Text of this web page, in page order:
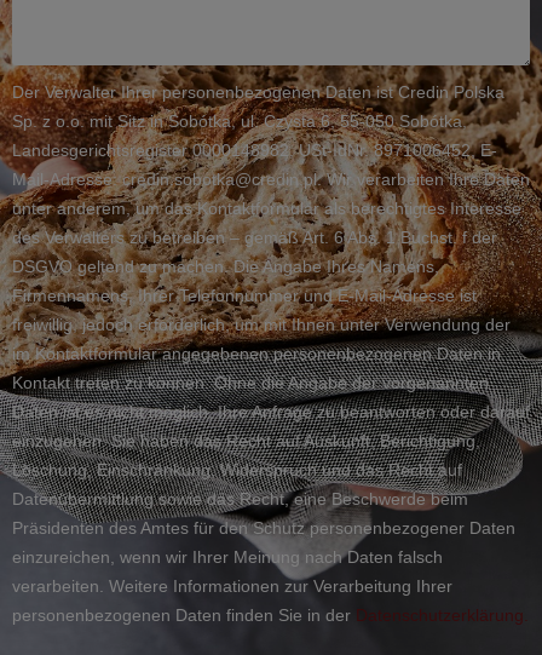
Der Verwalter Ihrer personenbezogenen Daten ist Credin Polska
Sp. z o.o. mit Sitz in Sobótka, ul. Czysta 6, 55-050 Sobótka,
Landesgerichtsregister 0000148982, USt-IdNr. 8971006452, E-
Mail-Adresse: credin.sobotka@credin.pl. Wir verarbeiten Ihre Daten
unter anderem, um das Kontaktformular als berechtigtes Interesse
des Verwalters zu betreiben – gemäß Art. 6 Abs. 1 Buchst. f der
DSGVO geltend zu machen. Die Angabe Ihres Namens,
Firmennamens, Ihrer Telefonnummer und E-Mail-Adresse ist
freiwillig, jedoch erforderlich, um mit Ihnen unter Verwendung der
im Kontaktformular angegebenen personenbezogenen Daten in
Kontakt treten zu können. Ohne die Angabe der vorgenannten
Daten ist es nicht möglich, Ihre Anfrage zu beantworten oder darauf
einzugehen. Sie haben das Recht auf Auskunft, Berichtigung,
Löschung, Einschränkung, Widerspruch und das Recht auf
Datenübermittlung sowie das Recht, eine Beschwerde beim
Präsidenten des Amtes für den Schutz personenbezogener Daten
einzureichen, wenn wir Ihrer Meinung nach Daten falsch
verarbeiten. Weitere Informationen zur Verarbeitung Ihrer
personenbezogenen Daten finden Sie in der Datenschutzerklärung.